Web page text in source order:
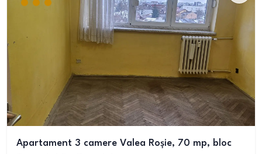
Apartament 3 camere Valea Roșie, 70 mp, bloc